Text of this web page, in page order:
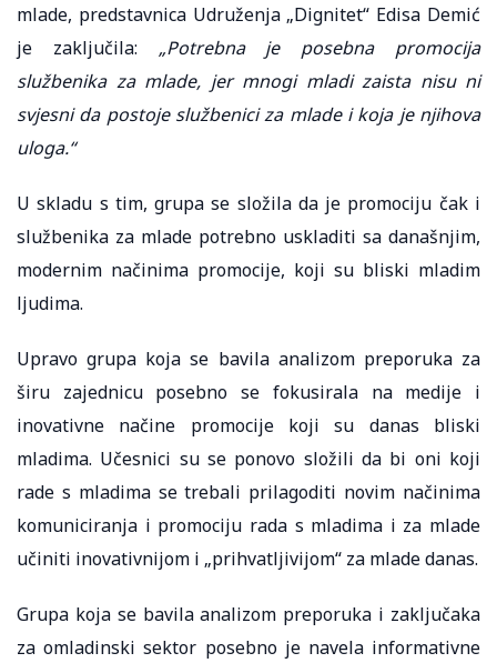
mlade, predstavnica Udruženja „Dignitet“ Edisa Demić
je zaključila: „Potrebna je posebna promocija
službenika za mlade, jer mnogi mladi zaista nisu ni
svjesni da postoje službenici za mlade i koja je njihova
uloga.“
U skladu s tim, grupa se složila da je promociju čak i
službenika za mlade potrebno uskladiti sa današnjim,
modernim načinima promocije, koji su bliski mladim
ljudima.
Upravo grupa koja se bavila analizom preporuka za
širu zajednicu posebno se fokusirala na medije i
inovativne načine promocije koji su danas bliski
mladima. Učesnici su se ponovo složili da bi oni koji
rade s mladima se trebali prilagoditi novim načinima
komuniciranja i promociju rada s mladima i za mlade
učiniti inovativnijom i „prihvatljivijom“ za mlade danas.
Grupa koja se bavila analizom preporuka i zaključaka
za omladinski sektor posebno je navela informativne